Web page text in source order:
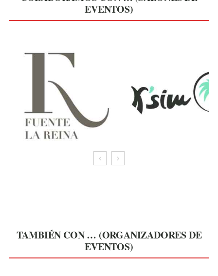
EVENTOS)
TAMBIÉN CON … (ORGANIZADORES DE
EVENTOS)